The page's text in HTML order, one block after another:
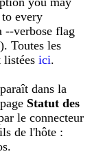
every
--verbose flag
Toutes les
listées ici.
dans la
Statut des
le connecteur
de l'hôte :